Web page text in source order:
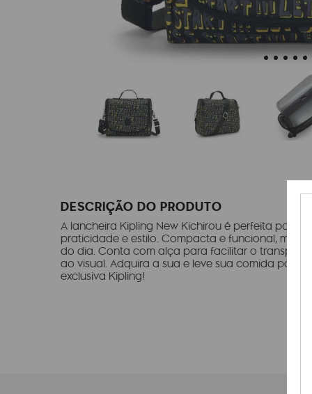
DESCRIÇÃO DO PRODUTO
A lancheira Kipling New Kichirou é perfeita para
praticidade e estilo. Compacta e funcional,
do dia. Conta com alça para facilitar o
ao visual. Adquira a sua e leve sua comida para
exclusiva Kipling!